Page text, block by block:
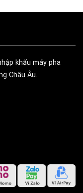
khẩu máy pha
Châu Âu.